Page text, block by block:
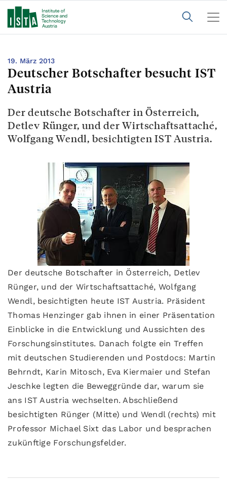
19. März 2013
Deutscher Botschafter besucht IST
Austria
Der deutsche Botschafter in Österreich,
Detlev Rünger, und der Wirtschaftsattaché,
Wolfgang Wendl, besichtigten IST Austria.
Der deutsche Botschafter in Österreich, Detlev
Rünger, und der Wirtschaftsattaché, Wolfgang
Wendl, besichtigten heute IST Austria. Präsident
Thomas Henzinger gab ihnen in einer Präsentation
Einblicke in die Entwicklung und Aussichten des
Forschungsinstitutes. Danach folgte ein Treffen
mit deutschen Studierenden und Postdocs: Martin
Behrndt, Karin Mitosch, Eva Kiermaier und Stefan
Jeschke legten die Beweggründe dar, warum sie
ans IST Austria wechselten. Abschließend
besichtigten Rünger (Mitte) und Wendl (rechts) mit
Professor Michael Sixt das Labor und besprachen
zukünftige Forschungsfelder.